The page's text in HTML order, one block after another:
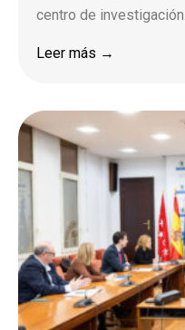
centro de investigación...
Leer más →